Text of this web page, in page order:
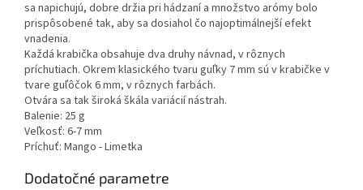
sa napichujú, dobre držia pri hádzaní a množstvo arómy bolo
prispôsobené tak, aby sa dosiahol čo najoptimálnejší efekt
vnadenia.
Každá krabička obsahuje dva druhy návnad, v rôznych
príchutiach. Okrem klasického tvaru guľky 7 mm sú v krabičke v
tvare guľôčok 6 mm, v rôznych farbách.
Otvára sa tak široká škála variácií nástrah.
Balenie: 25 g
Veľkosť: 6-7 mm
Príchuť: Mango - Limetka
Dodatočné parametre